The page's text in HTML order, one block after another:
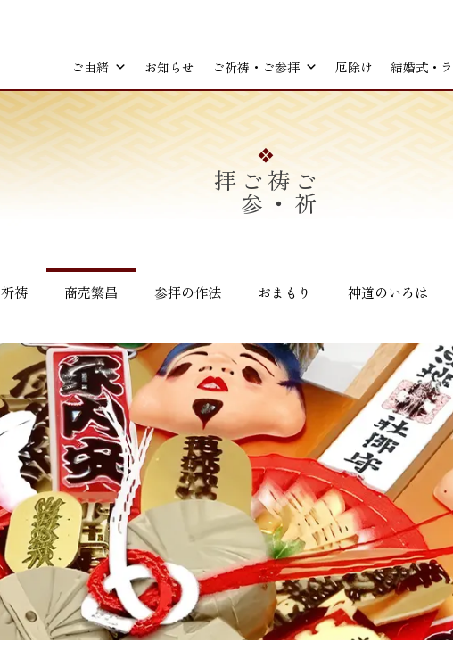
ご由緒 お知らせ ご祈祷・ご参拝 厄除け 結婚式・
ご
祈
祷
・
ご
参
拝
祈祷 商売繁昌 参拝の作法 おまもり 神道のいろは